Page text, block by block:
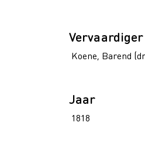
Vervaardiger
Koene, Barend
Jaar
1818